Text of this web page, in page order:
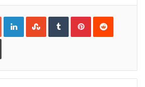
Google+LinkedInStumbleUpon
TumblrPinterestReddit
Print